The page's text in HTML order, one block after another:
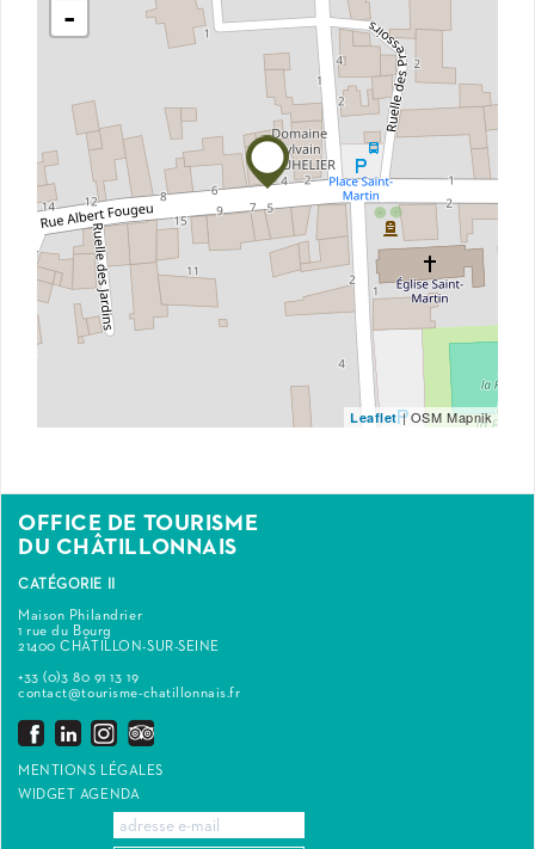
-
Leaflet | OSM Mapnik
OFFICE DE TOURISME
DU CHÂTILLONNAIS
CATÉGORIE II
Maison Philandrier
1 rue du Bourg
21400 CHÂTILLON-SUR-SEINE
+33 (0)3 80 91 13 19
contact@tourisme-chatillonnais.fr
MENTIONS LÉGALES
WIDGET AGENDA